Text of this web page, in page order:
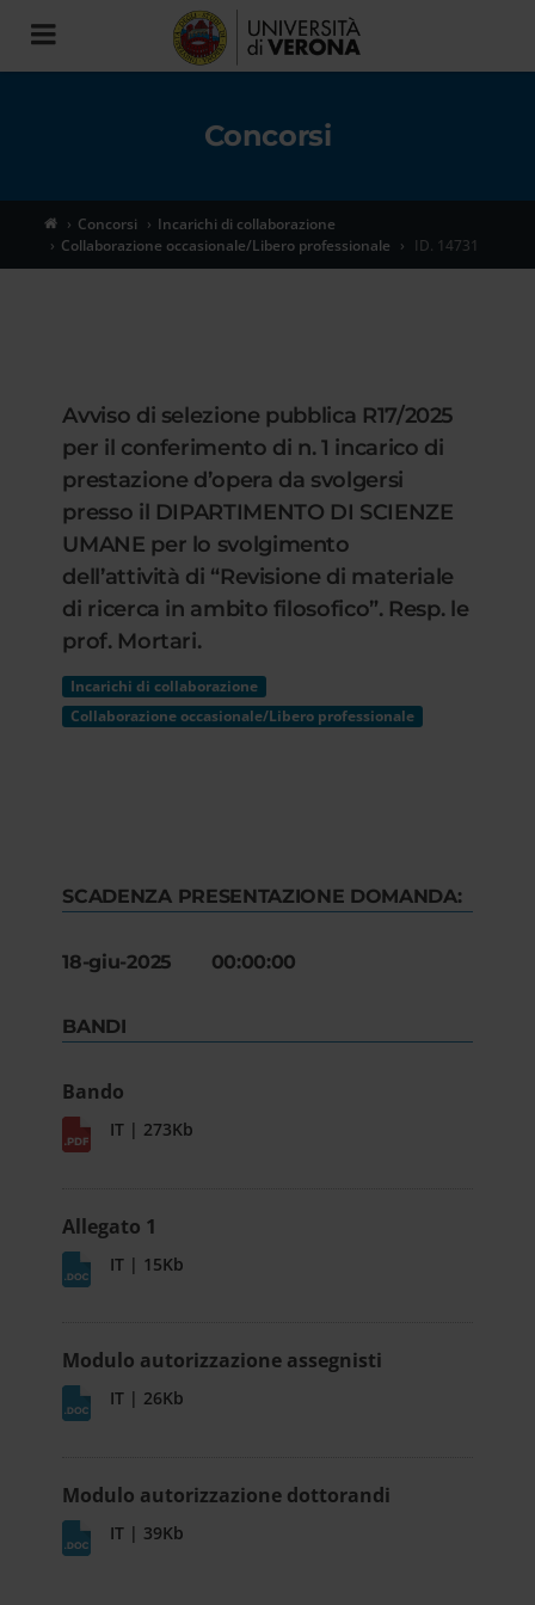
Toggle
navigation
Concorsi
Concorsi
Incarichi di collaborazione
Collaborazione occasionale/Libero professionale
ID. 14731
Avviso di selezione pubblica R17/2025
per il conferimento di n. 1 incarico di
prestazione d’opera da svolgersi
presso il DIPARTIMENTO DI SCIENZE
UMANE per lo svolgimento
dell’attività di “Revisione di materiale
di ricerca in ambito filosofico”. Resp. le
prof. Mortari.
Incarichi di collaborazione
Collaborazione occasionale/Libero professionale
SCADENZA PRESENTAZIONE DOMANDA:
18-giu-2025 00:00:00
BANDI
Bando
IT | 273Kb
Allegato 1
IT | 15Kb
Modulo autorizzazione assegnisti
IT | 26Kb
Modulo autorizzazione dottorandi
IT | 39Kb